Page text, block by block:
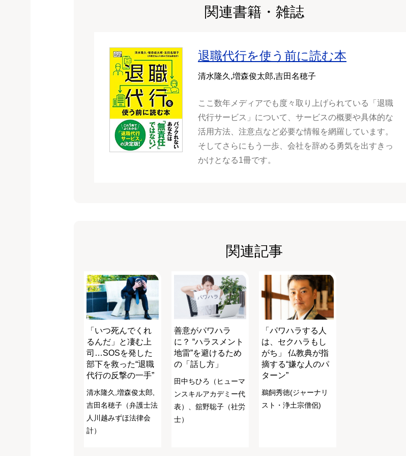
関連書籍・雑誌
退職代行を使う前に読む本
清水隆久,増森俊太郎,吉田名穂子
ここ数年メディアでも度々取り上げられている「退職
代行サービス」について、サービスの概要や具体的な
活用方法、注意点など必要な情報を網羅しています。
そしてさらにもう一歩、会社を辞める勇気を出すきっ
かけとなる1冊です。
関連記事
「いつ死んでくれ
るんだ」と凄む上
司…SOSを発した
部下を救った“退職
代行の反撃の一手”
清水隆久,増森俊太郎,
吉田名穂子（弁護士法
人川越みずほ法律会
計）
善意がパワハラ
に？ “ハラスメント
地雷”を避けるため
の「話し方」
田中ちひろ（ヒューマ
ンスキルアカデミー代
表）、舘野聡子（社労
士）
「パワハラする人
は、セクハラもし
がち」 仏教典が指
摘する“嫌な人のパ
ターン”
鵜飼秀徳(ジャーナリ
スト・浄土宗僧侶)